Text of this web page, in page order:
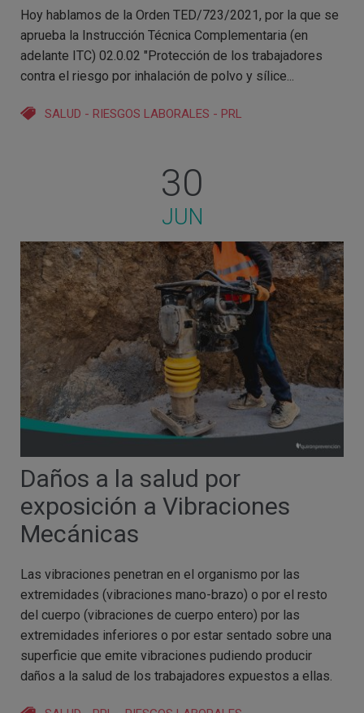
Hoy hablamos de la Orden TED/723/2021, por la que se
aprueba la Instrucción Técnica Complementaria (en
adelante ITC) 02.0.02 "Protección de los trabajadores
contra el riesgo por inhalación de polvo y sílice...
SALUD - RIESGOS LABORALES - PRL
30
JUN
Daños a la salud por
exposición a Vibraciones
Mecánicas
Las vibraciones penetran en el organismo por las
extremidades (vibraciones mano-brazo) o por el resto
del cuerpo (vibraciones de cuerpo entero) por las
extremidades inferiores o por estar sentado sobre una
superficie que emite vibraciones pudiendo producir
daños a la salud de los trabajadores expuestos a ellas.